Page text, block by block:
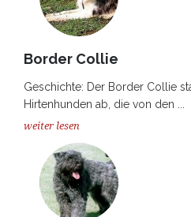
Border Collie
Geschichte: Der Border Collie
Hirtenhunden ab, die von den ...
weiter lesen